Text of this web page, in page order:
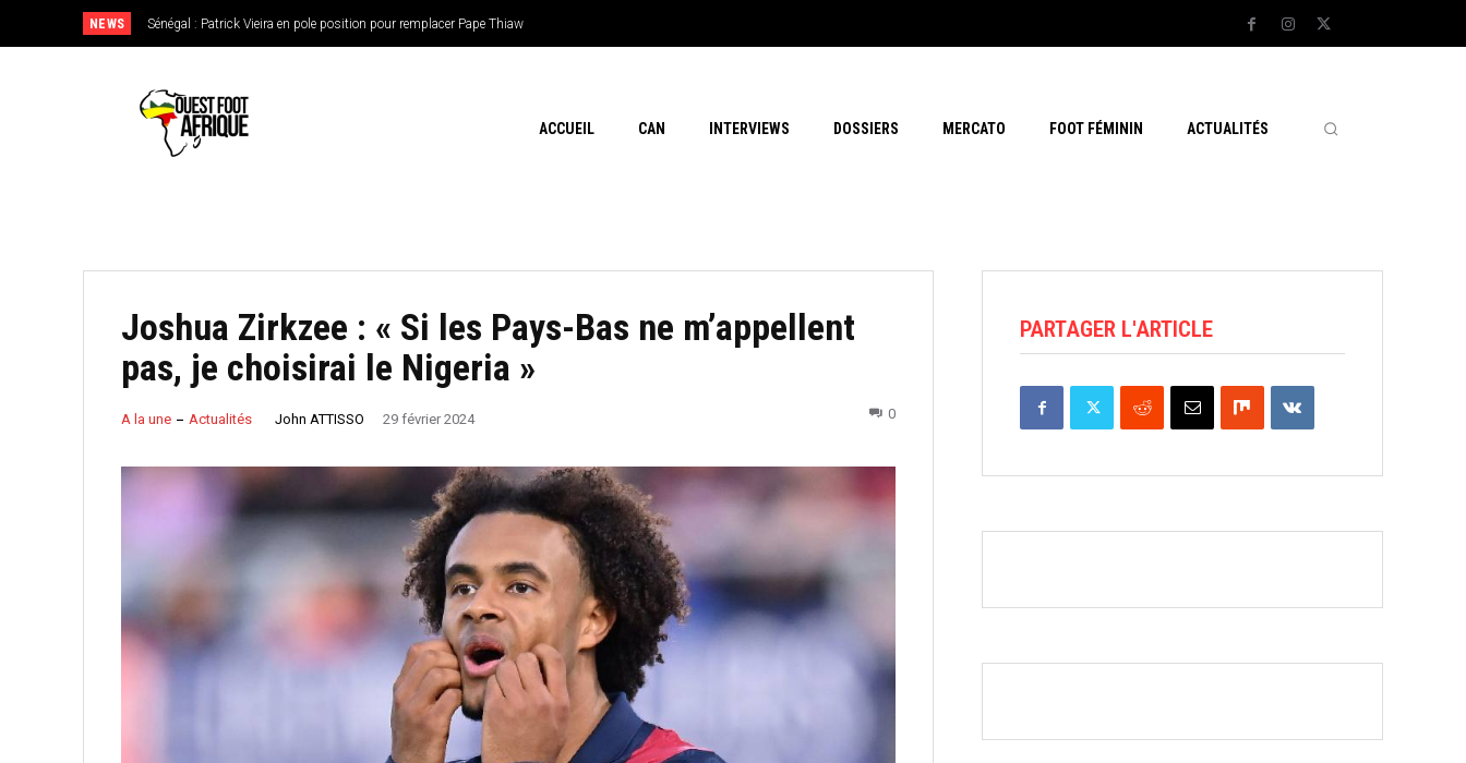
NEWS Sénégal : Patrick Vieira en pole position pour remplacer Pape Thiaw
CAN féminine 2026 : le Nigeria en favori, le Burkina Faso en outsider…Les chances de l’Afrique
de l’Ouest
ACCUEIL CAN INTERVIEWS DOSSIERS MERCATO FOOT FÉMININ ACTUALITÉS
Joshua Zirkzee : « Si les Pays-Bas ne m’appellent
pas, je choisirai le Nigeria »
A la une Actualités John ATTISSO 29 février 2024 0
PARTAGER L'ARTICLE